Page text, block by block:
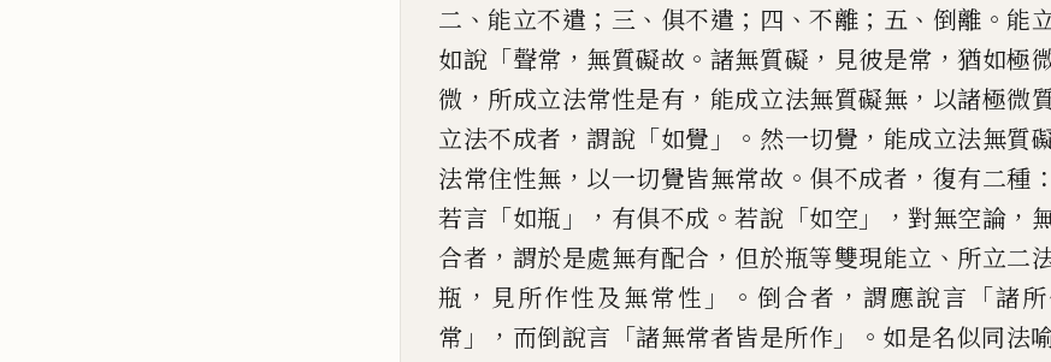
二 、 能立不遣 ； 三 、 俱不遣 ； 四 、不離 ； 五 、 倒離 。 能
如說 「聲常 ， 無質礙故 。 諸無質礙 ， 見彼是常 ，猶如極
微 ， 所成立法常性是有 ， 能成立法無質礙無 ， 以諸極微
立法不成者 ，謂說 「如覺 」。 然一切覺 ， 能成立法無質
法常住性無 ， 以一切覺皆無常故 。 俱不成者 ， 復有二種 ：
若言 「如瓶 」， 有俱不成 。若說 「如空 」，對無空論 ，
合者 ， 謂於是處無有配合 ， 但於瓶等雙現能立 、 所立二
瓶 ， 見所作性及無常性 」。 倒合者 ， 謂應說言 「諸
常 」， 而倒說言 「諸無常者皆是所作 」。 如是名似同法